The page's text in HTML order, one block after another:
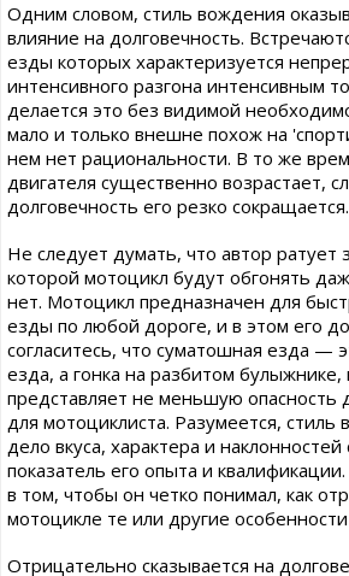
Одним словом, стиль вождения
влияние на долговечность.
езды которых характеризуется
интенсивного разгона интенсивным
делается это без видимой
мало и только внешне похож на
нем нет рациональности. В то же
двигателя существенно возрастает,
долговечность его резко сокращается.
Не следует думать, что автор ратует
которой мотоцикл будут обгонять
нет. Мотоцикл предназначен для
езды по любой дороге, и в этом его
согласитесь, что суматошная езда —
езда, а гонка на разбитом булыжнике,
представляет не меньшую опасность
для мотоциклиста. Разумеется,
дело вкуса, характера и
показатель его опыта и
в том, чтобы он четко понимал, как
мотоцикле те или другие
Отрицательно сказывается на